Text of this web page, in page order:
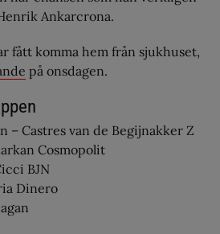
Ankarcrona.
fått komma hem från sjukhuset,
på onsdagen.
– Castres van de Begijnakker Z
Cosmopolit
BJN
Dinero